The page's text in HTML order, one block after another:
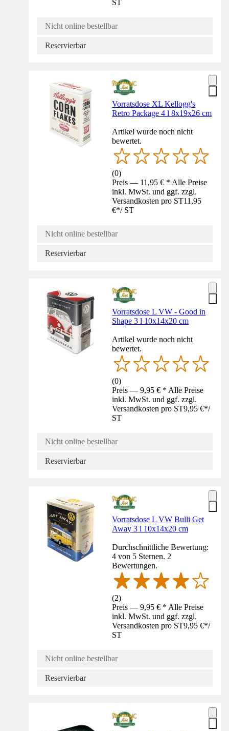
ST
Nicht online bestellbar
Reservierbar
Vorratsdose XL Kellogg's
Retro Package 4 l 8x19x26 cm
Artikel wurde noch nicht
bewertet.
(0)
Preis — 11,95 € * Alle Preise
inkl. MwSt. und ggf. zzgl.
Versandkosten pro ST11,95
€*/ ST
Nicht online bestellbar
Reservierbar
Vorratsdose L VW - Good in
Shape 3 l 10x14x20 cm
Artikel wurde noch nicht
bewertet.
(0)
Preis — 9,95 € * Alle Preise
inkl. MwSt. und ggf. zzgl.
Versandkosten pro ST9,95 €*/
ST
Nicht online bestellbar
Reservierbar
Vorratsdose L VW Bulli Get
Away 3 l 10x14x20 cm
Durchschnittliche Bewertung:
4 von 5 Sternen. 2
Bewertungen.
(2)
Preis — 9,95 € * Alle Preise
inkl. MwSt. und ggf. zzgl.
Versandkosten pro ST9,95 €*/
ST
Nicht online bestellbar
Reservierbar